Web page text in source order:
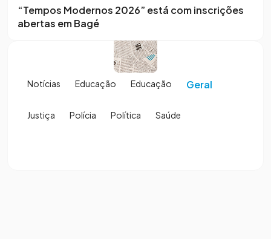
“Tempos Modernos 2026” está com inscrições
abertas em Bagé
Notícias Educação Educação Geral
Justiça Polícia Política Saúde